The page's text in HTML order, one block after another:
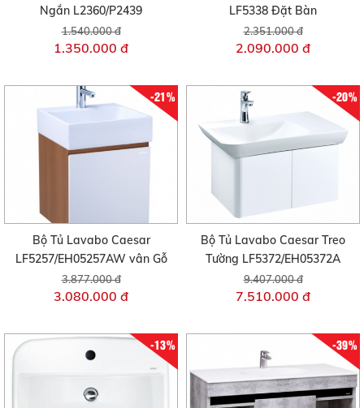
Ngắn L2360/P2439
1.540.000 đ
1.350.000 đ
LF5338 Đặt Bàn
2.351.000 đ
2.090.000 đ
-21%
Bộ Tủ Lavabo Caesar
LF5257/EH05257AW vân Gỗ
3.877.000 đ
3.080.000 đ
-20%
Bộ Tủ Lavabo Caesar Treo
Tường LF5372/EH05372A
9.407.000 đ
7.510.000 đ
-13% -39%